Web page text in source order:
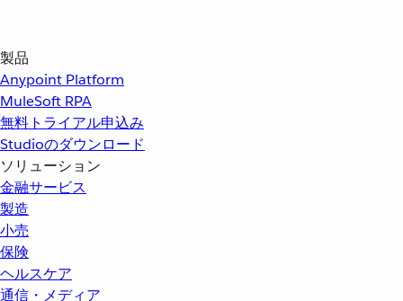
製品
Anypoint Platform
MuleSoft RPA
無料トライアル申込み
Studioのダウンロード
ソリューション
金融サービス
製造
小売
保険
ヘルスケア
通信・メディア